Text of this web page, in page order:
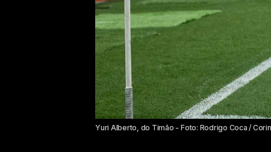
Yuri Alberto, do Timão - Foto: Rodrigo Coca /